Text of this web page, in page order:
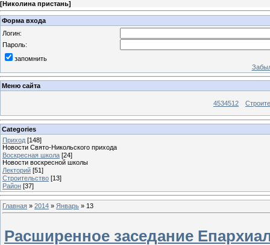
[Николина пристань]
Форма входа
Логин:
Пароль:
запомнить
Меню сайта
4534512
Categories
Приход [148]
Новости Свято-Никольского прихода
Воскресная школа [24]
Новости воскресной школы
Лекторий [51]
Строительство [13]
Район [37]
Главная » 2014 » Январь » 13
Расширенное заседание